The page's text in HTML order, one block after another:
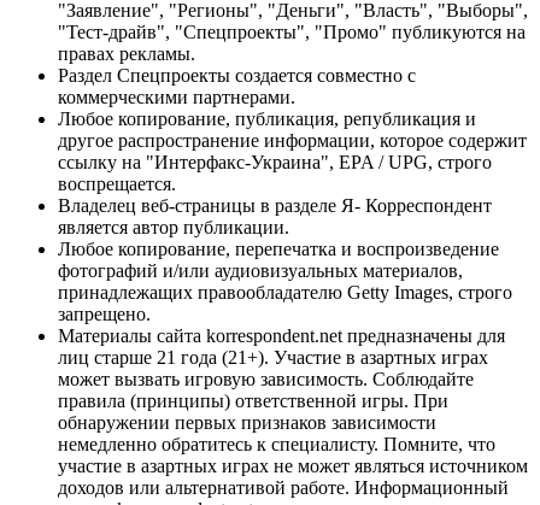
"Заявление", "Регионы", "Деньги", "Власть", "Выборы",
"Тест-драйв", "Спецпроекты", "Промо" публикуются на
правах рекламы.
Раздел Спецпроекты создается совместно с
коммерческими партнерами.
Любое копирование, публикация, републикация и
другое распространение информации, которое содержит
ссылку на "Интерфакс-Украина", EPA / UPG, строго
воспрещается.
Владелец веб-страницы в разделе Я- Корреспондент
является автор публикации.
Любое копирование, перепечатка и воспроизведение
фотографий и/или аудиовизуальных материалов,
принадлежащих правообладателю Getty Images, строго
запрещено.
Материалы сайта korrespondent.net предназначены для
лиц старше 21 года (21+). Участие в азартных играх
может вызвать игровую зависимость. Соблюдайте
правила (принципы) ответственной игры. При
обнаружении первых признаков зависимости
немедленно обратитесь к специалисту. Помните, что
участие в азартных играх не может являться источником
доходов или альтернативой работе. Информационный